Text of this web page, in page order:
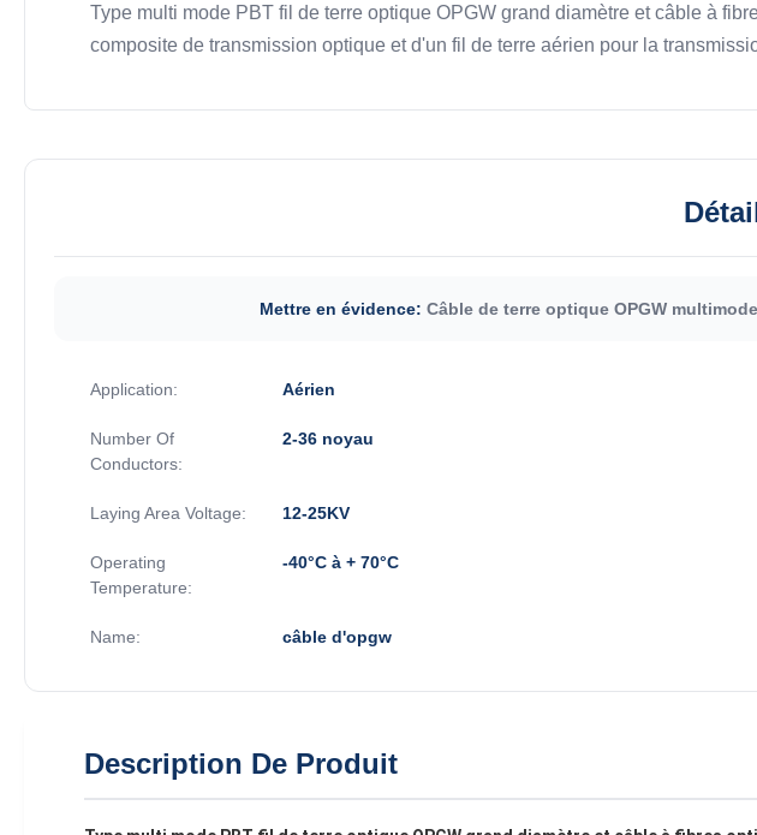
Type multi mode PBT fil de terre optique OPGW grand diamètre et câble à
composite de transmission optique et d'un fil de terre aérien pour la
Mettre en évidence: Câble de terre optique OPGW multimode
Application: Aérien
Number Of
Conductors:
2-36 noyau
Laying Area Voltage: 12-25KV
Operating
Temperature:
-40°C à + 70°C
Name: câble d'opgw
Description De Produit